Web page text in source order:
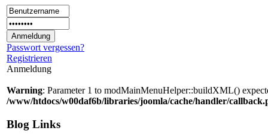
Passwort vergessen?
Registrieren
Anmeldung
Warning: Parameter 1 to modMainMenuHelper::buildXML()
/www/htdocs/w00daf6b/libraries/joomla/cache/handler/
Blog Links